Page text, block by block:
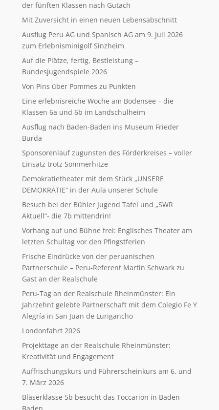
der fünften Klassen nach Gutach
Mit Zuversicht in einen neuen Lebensabschnitt
Ausflug Peru AG und Spanisch AG am 9. Juli 2026
zum Erlebnisminigolf Sinzheim
Auf die Plätze, fertig, Bestleistung –
Bundesjugendspiele 2026
Von Pins über Pommes zu Punkten
Eine erlebnisreiche Woche am Bodensee – die
Klassen 6a und 6b im Landschulheim
Ausflug nach Baden-Baden ins Museum Frieder
Burda
Sponsorenlauf zugunsten des Förderkreises – voller
Einsatz trotz Sommerhitze
Demokratietheater mit dem Stück „UNSERE
DEMOKRATIE“ in der Aula unserer Schule
Besuch bei der Bühler Jugend Tafel und „SWR
Aktuell“- die 7b mittendrin!
Vorhang auf und Bühne frei: Englisches Theater am
letzten Schultag vor den Pfingstferien
Frische Eindrücke von der peruanischen
Partnerschule – Peru-Referent Martin Schwark zu
Gast an der Realschule
Peru-Tag an der Realschule Rheinmünster: Ein
Jahrzehnt gelebte Partnerschaft mit dem Colegio Fe Y
Alegría in San Juan de Lurigancho
Londonfahrt 2026
Projekttage an der Realschule Rheinmünster:
Kreativität und Engagement
Auffrischungskurs und Führerscheinkurs am 6. und
7. März 2026
Bläserklasse 5b besucht das Toccarion in Baden-